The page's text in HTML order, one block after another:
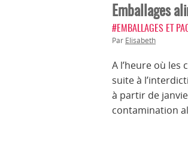
Emballages
#EMBALLAGES ET
Par Elisabeth
A l’heure où
suite à
à partir de
contamination